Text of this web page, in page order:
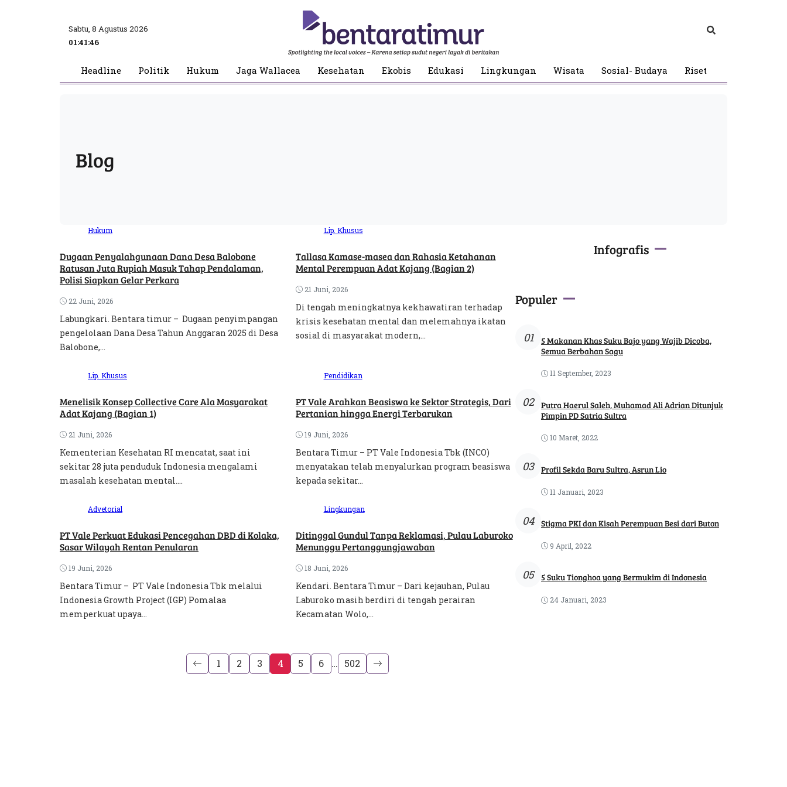
Sabtu, 8 Agustus 2026
01:41:46
Headline Politik Hukum Jaga Wallacea Kesehatan Ekobis Edukasi Lingkungan Wisata Sosial- Budaya Riset
Blog
Hukum
Dugaan Penyalahgunaan Dana Desa Balobone
Ratusan Juta Rupiah Masuk Tahap Pendalaman,
Polisi Siapkan Gelar Perkara
22 Juni, 2026
Labungkari. Bentara timur – Dugaan penyimpangan
pengelolaan Dana Desa Tahun Anggaran 2025 di Desa
Balobone,...
Lip. Khusus
Tallasa Kamase-masea dan Rahasia Ketahanan
Mental Perempuan Adat Kajang (Bagian 2)
21 Juni, 2026
Di tengah meningkatnya kekhawatiran terhadap
krisis kesehatan mental dan melemahnya ikatan
sosial di masyarakat modern,...
Lip. Khusus
Menelisik Konsep Collective Care Ala Masyarakat
Adat Kajang (Bagian 1)
21 Juni, 2026
Kementerian Kesehatan RI mencatat, saat ini
sekitar 28 juta penduduk Indonesia mengalami
masalah kesehatan mental....
Pendidikan
PT Vale Arahkan Beasiswa ke Sektor Strategis, Dari
Pertanian hingga Energi Terbarukan
19 Juni, 2026
Bentara Timur – PT Vale Indonesia Tbk (INCO)
menyatakan telah menyalurkan program beasiswa
kepada sekitar...
Advetorial
PT Vale Perkuat Edukasi Pencegahan DBD di Kolaka,
Sasar Wilayah Rentan Penularan
19 Juni, 2026
Bentara Timur – PT Vale Indonesia Tbk melalui
Indonesia Growth Project (IGP) Pomalaa
memperkuat upaya...
Lingkungan
Ditinggal Gundul Tanpa Reklamasi, Pulau Laburoko
Menunggu Pertanggungjawaban
18 Juni, 2026
Kendari. Bentara Timur – Dari kejauhan, Pulau
Laburoko masih berdiri di tengah perairan
Kecamatan Wolo,...
1 2 3 4 5 6 … 502
Infografis
Populer
01
5 Makanan Khas Suku Bajo yang Wajib Dicoba,
Semua Berbahan Sagu
11 September, 2023
02
Putra Haerul Saleh, Muhamad Ali Adrian Ditunjuk
Pimpin PD Satria Sultra
10 Maret, 2022
03 Profil Sekda Baru Sultra, Asrun Lio
11 Januari, 2023
04 Stigma PKI dan Kisah Perempuan Besi dari Buton
9 April, 2022
05 5 Suku Tionghoa yang Bermukim di Indonesia
24 Januari, 2023